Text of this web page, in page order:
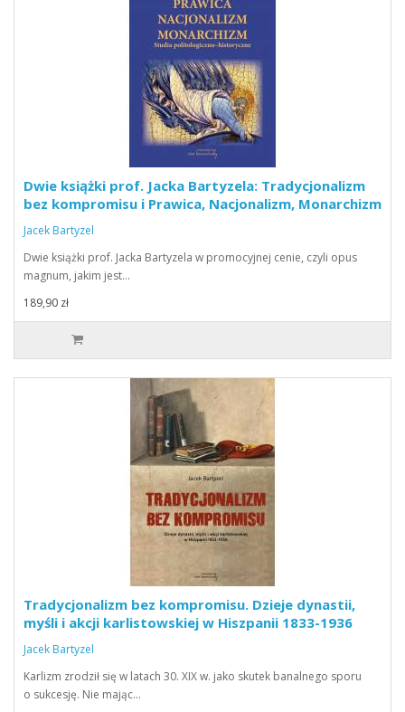
Dwie książki prof. Jacka Bartyzela: Tradycjonalizm
bez kompromisu i Prawica, Nacjonalizm, Monarchizm
Jacek Bartyzel
Dwie książki prof. Jacka Bartyzela w promocyjnej cenie, czyli opus
magnum, jakim jest…
189,90 zł
Tradycjonalizm bez kompromisu. Dzieje dynastii,
myśli i akcji karlistowskiej w Hiszpanii 1833-1936
Jacek Bartyzel
Karlizm zrodził się w latach 30. XIX w. jako skutek banalnego sporu
o sukcesję. Nie mając…